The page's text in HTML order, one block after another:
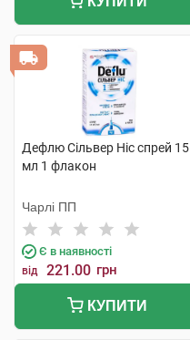
Дефлю Сільвер Ніс спрей 15
мл 1 флакон
Чарлі ПП
Є в наявності
від 221.00 грн
КУПИТИ